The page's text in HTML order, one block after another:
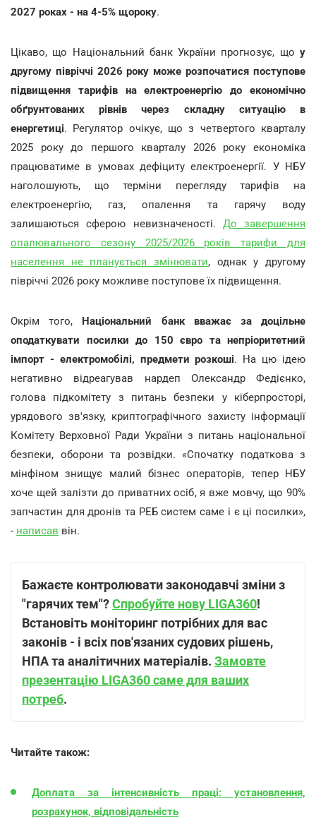
2027 роках - на 4-5% щороку.
Цікаво, що Національний банк України прогнозує, що у
другому півріччі 2026 року може розпочатися поступове
підвищення тарифів на електроенергію до економічно
обґрунтованих рівнів через складну ситуацію в
енергетиці. Регулятор очікує, що з четвертого кварталу
2025 року до першого кварталу 2026 року економіка
працюватиме в умовах дефіциту електроенергії. У НБУ
наголошують, що терміни перегляду тарифів на
електроенергію, газ, опалення та гарячу воду
залишаються сферою невизначеності. До завершення
опалювального сезону 2025/2026 років тарифи для
населення не планується змінювати, однак у другому
півріччі 2026 року можливе поступове їх підвищення.
Окрім того, Національний банк вважає за доцільне
оподаткувати посилки до 150 євро та непріоритетний
імпорт - електромобілі, предмети розкоші. На цю ідею
негативно відреагував нардеп Олександр Федієнко,
голова підкомітету з питань безпеки у кіберпросторі,
урядового зв'язку, криптографічного захисту інформації
Комітету Верховної Ради України з питань національної
безпеки, оборони та розвідки. «Спочатку податкова з
мінфіном знищує малий бізнес операторів, тепер НБУ
хоче щей залізти до приватних осіб, я вже мовчу, що 90%
запчастин для дронів та РЕБ систем саме і є ці посилки»,
- написав він.
Бажаєте контролювати законодавчі зміни з
"гарячих тем"?Спробуйте нову LIGA360!
Встановіть моніторинг потрібних для вас
законів - і всіх пов'язаних судових рішень,
НПА та аналітичних матеріалів. Замовте
презентацію LIGA360 саме для ваших
потреб.
Читайте також:
Доплата за інтенсивність праці: установлення,
розрахунок, відповідальність